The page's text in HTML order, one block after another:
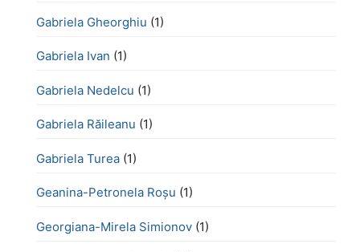
Gabriela Gheorghiu (1)
Gabriela Ivan (1)
Gabriela Nedelcu (1)
Gabriela Răileanu (1)
Gabriela Turea (1)
Geanina-Petronela Roșu (1)
Georgiana-Mirela Simionov (1)